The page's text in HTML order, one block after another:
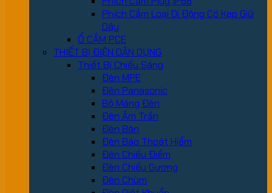
Phích Cắm Loại Di Động Có Kẹp Giữ
Dây
Ổ CẮM PCE
THIẾT BỊ ĐIỆN DÂN DỤNG
Thiết Bị Chiếu Sáng
Đèn MPE
Đèn Panasonic
Bộ Máng Đèn
Đèn Âm Trần
Đèn Bàn
Đèn Báo Thoát Hiểm
Đèn Chiếu Điểm
Đèn Chiếu Gương
Đèn Chùm